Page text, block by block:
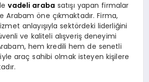
vadeli araba satışı yapan firmalar
Arabam öne çıkmaktadır. Firma,
anlayışıyla sektördeki liderliğini
ve kaliteli alışveriş deneyimi
hem kredili hem de senetli
araç sahibi olmak isteyen kişilere